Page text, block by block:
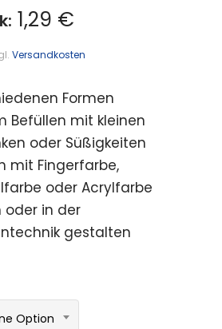
1,29 €
Versandkosten
Formen
Befüllen mit kleinen
oder Süßigkeiten
mit Fingerfarbe,
oder Acrylfarbe
oder in der
gestalten
Option